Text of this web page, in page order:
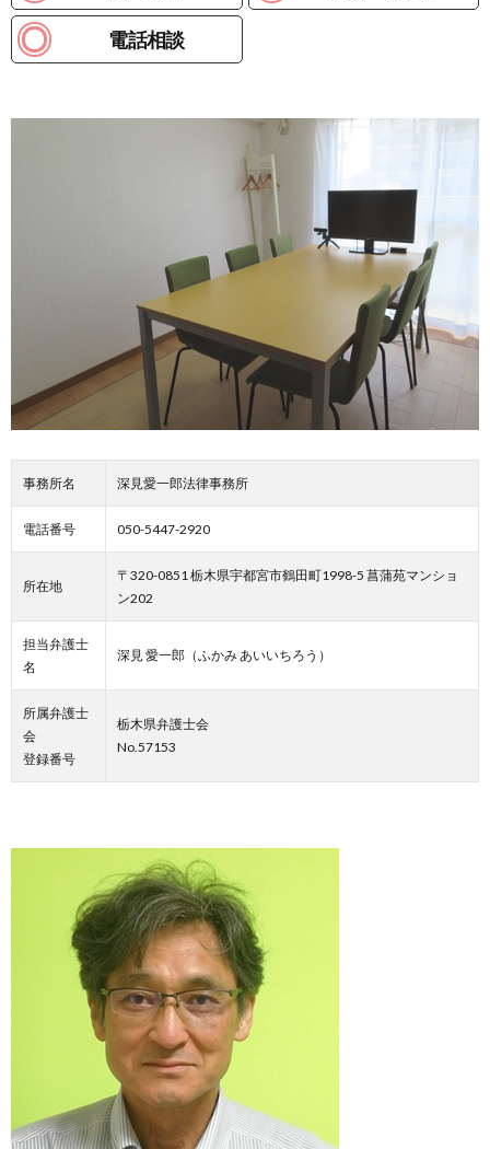
電話相談
事務所名 深見愛一郎法律事務所
電話番号 050-5447-2920
所在地
〒320-0851 栃木県宇都宮市鶴田町1998-5 菖蒲苑マンショ
ン202
担当弁護士
名
深見 愛一郎（ふかみ あいいちろう）
所属弁護士
会
登録番号
栃木県弁護士会
No.57153